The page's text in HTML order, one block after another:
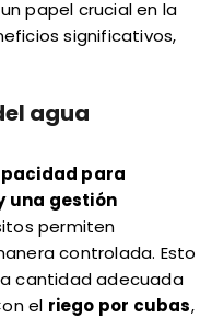
papel crucial en la
significativos,
agua
para
una gestión
permiten
controlada. Esto
cantidad adecuada
el riego por cubas,